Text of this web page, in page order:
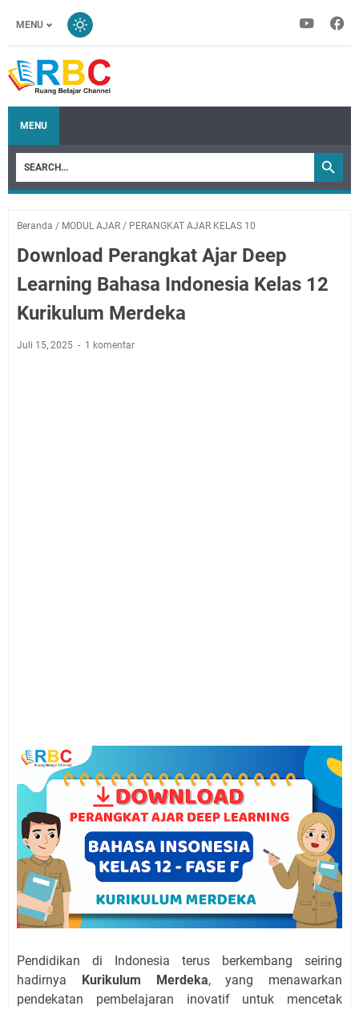
MENU
MENU
Beranda / MODUL AJAR / PERANGKAT AJAR KELAS 10
Download Perangkat Ajar Deep
Learning Bahasa Indonesia Kelas 12
Kurikulum Merdeka
Juli 15, 2025 1 komentar
Pendidikan di Indonesia terus berkembang seiring
hadirnya
Kurikulum Merdeka, yang menawarkan
pendekatan pembelajaran inovatif untuk mencetak